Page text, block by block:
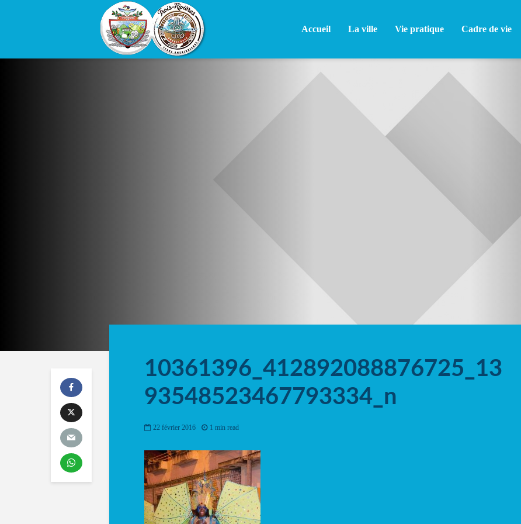
Accueil La ville Vie pratique Cadre de vie
10361396_412892088876725_13
93548523467793334_n
22 février 2016 1 min read